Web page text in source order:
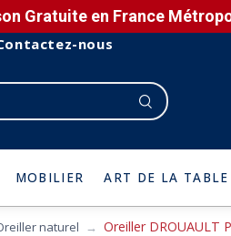
Gratuite en France
nous
MOBILIER ART DE LA TABLE
naturel Oreiller DROUAULT